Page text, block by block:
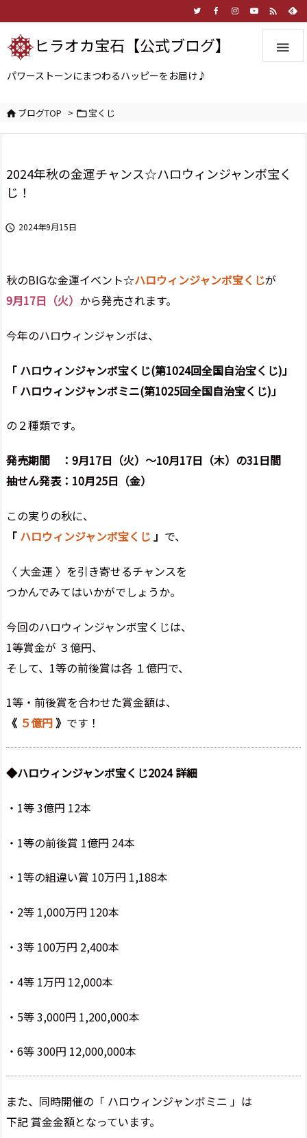


ヒラオカ宝石【公式ブログ】
パワーストーンにまつわるハッピーをお届け♪
ブログTOP > 宝くじ
2024年秋の金運チャンス☆ハロウィンジャンボ宝く
じ！
 2024年9月15日
秋のBIGな金運イベント☆ハロウィンジャンボ宝くじが
9月17日（火） から発売されます。
今年のハロウィンジャンボは、
「 ハロウィンジャンボ宝くじ(第1024回全国自治宝くじ)」
「 ハロウィンジャンボミニ(第1025回全国自治宝くじ)」
の２種類です。
発売期間 ：9月17日（火）～10月17日（木）の31日間
抽せん発表：10月25日（金）
この実りの秋に、
「 ハロウィンジャンボ宝くじ 」 で、
〈 大金運 〉を引き寄せるチャンスを
つかんでみてはいかがでしょうか。
今回のハロウィンジャンボ宝くじは、
1等賞金が ３億円、
そして、1等の前後賞は各 １億円で、
1等・前後賞を合わせた賞金額は、
《 ５億円》 です！
◆ハロウィンジャンボ宝くじ2024 詳細
・1等 3億円 12本
・1等の前後賞 1億円 24本
・1等の組違い賞 10万円 1,188本
・2等 1,000万円 120本
・3等 100万円 2,400本
・4等 1万円 12,000本
・5等 3,000円 1,200,000本
・6等 300円 12,000,000本
また、同時開催の「 ハロウィンジャンボミニ 」は
下記 賞金金額となっています。